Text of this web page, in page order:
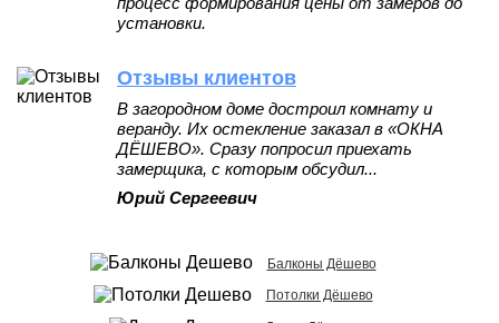
установки.
Отзывы клиентов
В загородном доме достроил комнату и
веранду. Их остекление заказал в «ОКНА
ДЁШЕВО». Сразу попросил приехать
замерщика, с которым обсудил...
Юрий Сергеевич
Балконы Дёшево
Потолки Дёшево